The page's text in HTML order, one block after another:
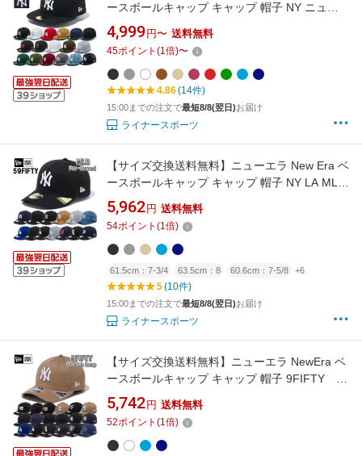
ースボールキャップ キャップ 帽子 NY ニュー
ヨーク ヤンキース MLB 59FIFTY 正規品 MLB-
59FIFTY
4,999 円〜 送料無料
45ポイント (1倍)〜
4.86(14件)
15:00までの注文で最短8/8(翌日)お届け
ライナースポーツ
【サイズ交換送料無料】ニューエラ New Era ベ
ースボールキャップ キャップ 帽子 NY LA MLB
PC Pre-Curved 59FIFTY メジャーリーグ 正規
品 MLB-PC-59FIFTY
5,962 円 送料無料
54ポイント (1倍)
61.5cm：7-3/4 63.5cm：8 60.6cm：7-5/8 +6
5(10件)
15:00までの注文で最短8/8(翌日)お届け
ライナースポーツ
【サイズ交換送料無料】ニューエラ NewEra ベ
ースボールキャップ キャップ 帽子 9FIFTY
StretchSnap ニューヨーク ヤンキース ロサンゼ
ルス ドジャース MLB 正規品 9FIFTY-
STRETCHSNAP
5,742 円 送料無料
52ポイント (1倍)